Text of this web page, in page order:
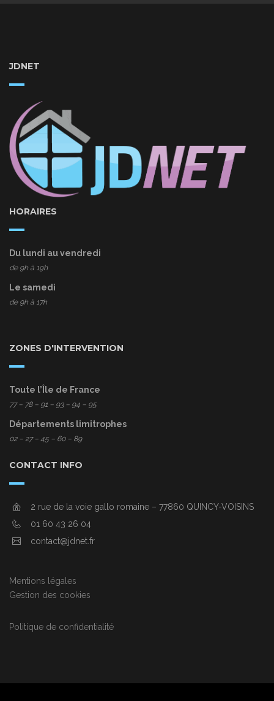
JDNET
HORAIRES
Du lundi au vendredi
de 9h à 19h
Le samedi
de 9h à 17h
ZONES D'INTERVENTION
Toute l’Île de France
77– 78 – 91 – 93 – 94 – 95
Départements limitrophes
02 – 27 – 45 – 60 – 89
CONTACT INFO
2 rue de la voie gallo romaine – 77860 QUINCY-VOISINS
01 60 43 26 04
contact@jdnet.fr
Mentions légales
Gestion des cookies
Politique de confidentialité